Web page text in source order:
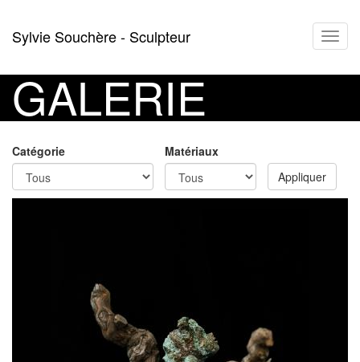
principal
Sylvie Souchère - Sculpteur
GALERIE
Catégorie
Matériaux
Appliquer